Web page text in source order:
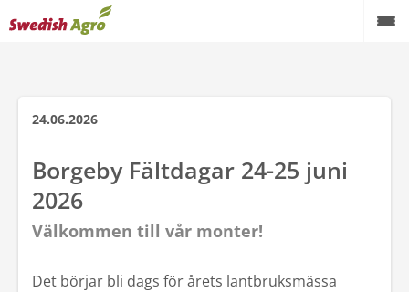
24.06.2026
Borgeby Fältdagar 24-25 juni
2026
Välkommen till vår monter!
Det börjar bli dags för årets lantbruksmässa
Butik
Aktuellt